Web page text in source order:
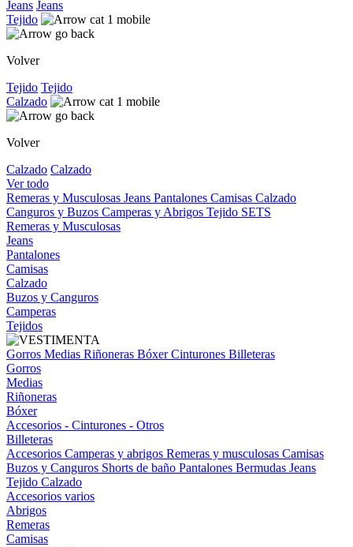
Jeans Jeans
Tejido
Volver
Tejido Tejido
Calzado
Volver
Calzado Calzado
Ver todo
Remeras y Musculosas Jeans Pantalones Camisas Calzado
Canguros y Buzos Camperas y Abrigos Tejido SETS
Remeras y Musculosas
Jeans
Pantalones
Camisas
Calzado
Buzos y Canguros
Camperas
Tejidos
Gorros Medias Riñoneras BóxerCinturones Billeteras
Gorros
Medias
Riñoneras
Bóxer
Accesorios - Cinturones - Otros
Billeteras
Accesorios Camperas y abrigos Remeras y musculosas Camisas
Buzos y Canguros Shorts de baño Pantalones Bermudas Jeans
Tejido Calzado
Accesorios varios
Abrigos
Remeras
Camisas